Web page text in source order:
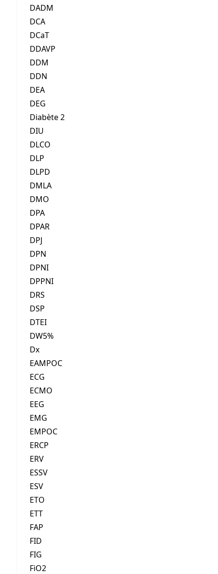
DADM
DCA
DCaT
DDAVP
DDM
DDN
DEA
DEG
Diabète 2
DIU
DLCO
DLP
DLPD
DMLA
DMO
DPA
DPAR
DPJ
DPN
DPNI
DPPNI
DRS
DSP
DTEI
DW5%
Dx
EAMPOC
ECG
ECMO
EEG
EMG
EMPOC
ERCP
ERV
ESSV
ESV
ETO
ETT
FAP
FID
FIG
FiO2